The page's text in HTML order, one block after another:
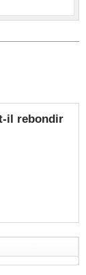
il rebondir